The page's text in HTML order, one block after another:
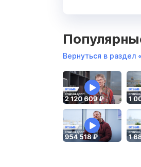
Вернуться в раздел